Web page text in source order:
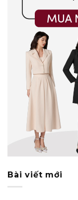
Bài viết mới